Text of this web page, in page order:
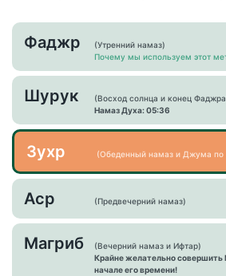
Фаджр
(Утренний намаз)
Почему мы используем этот
Шурук
(Восход солнца и конец
Намаз Духа: 05:36
Зухр (Обеденный намаз и Джума по
Аср (Предвечерний намаз)
Магриб
(Вечерний намаз и Ифтар)
Крайне желательно совершить
начале его времени!